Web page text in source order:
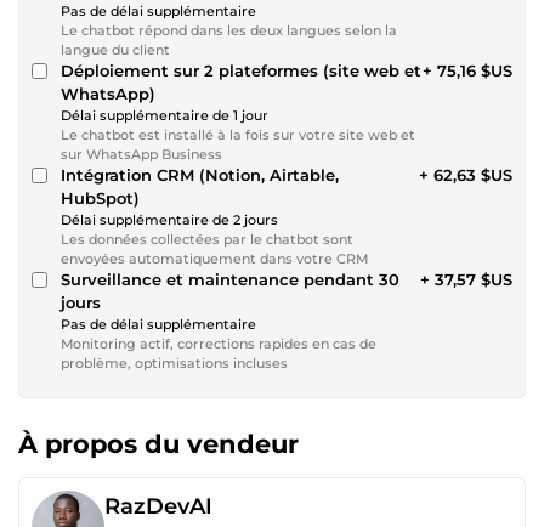
Pas de délai supplémentaire
Le chatbot répond dans les deux langues selon la
langue du client
Déploiement sur 2 plateformes (site web et
WhatsApp)
Délai supplémentaire de 1 jour
Le chatbot est installé à la fois sur votre site web et
sur WhatsApp Business
+ 75,16 $US
Intégration CRM (Notion, Airtable,
HubSpot)
Délai supplémentaire de 2 jours
Les données collectées par le chatbot sont
envoyées automatiquement dans votre CRM
+ 62,63 $US
Surveillance et maintenance pendant 30
jours
Pas de délai supplémentaire
Monitoring actif, corrections rapides en cas de
problème, optimisations incluses
+ 37,57 $US
À propos du vendeur
RazDevAI